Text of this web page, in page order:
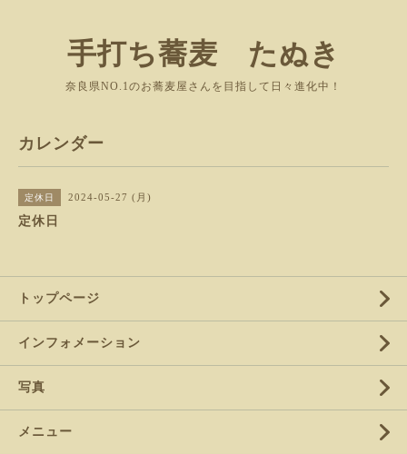
手打ち蕎麦 たぬき
奈良県NO.1のお蕎麦屋さんを目指して日々進化中！
カレンダー
定休日 2024-05-27 (月)
定休日
トップページ
インフォメーション
写真
メニュー